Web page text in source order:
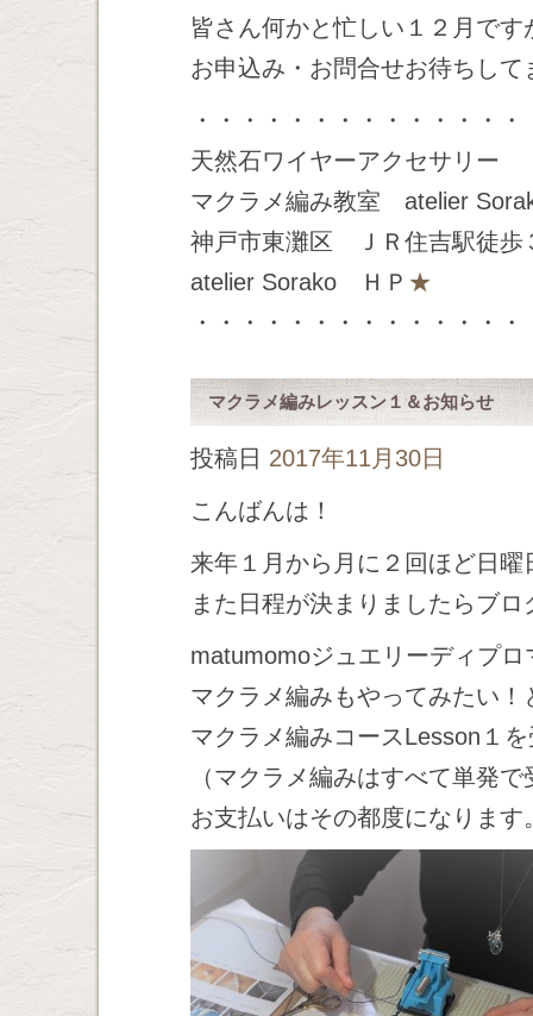
皆さん何かと忙しい１２月で
お申込み・お問合せお待ちして
・・・・・・・・・・・・・・
天然石ワイヤーアクセサリー
マクラメ編み教室 atelier
神戸市東灘区 ＪＲ住吉駅徒歩
atelier Sorako ＨＰ ★
・・・・・・・・・・・・・・
マクラメ編みレッスン１＆お知らせ
投稿日 2017年11月30日
こんばんは！
来年１月から月に２回ほど日
また日程が決まりましたらブ
matumomoジュエリーディプ
マクラメ編みもやってみたい！
マクラメ編みコースLesson１
（マクラメ編みはすべて単発
お支払いはその都度になります